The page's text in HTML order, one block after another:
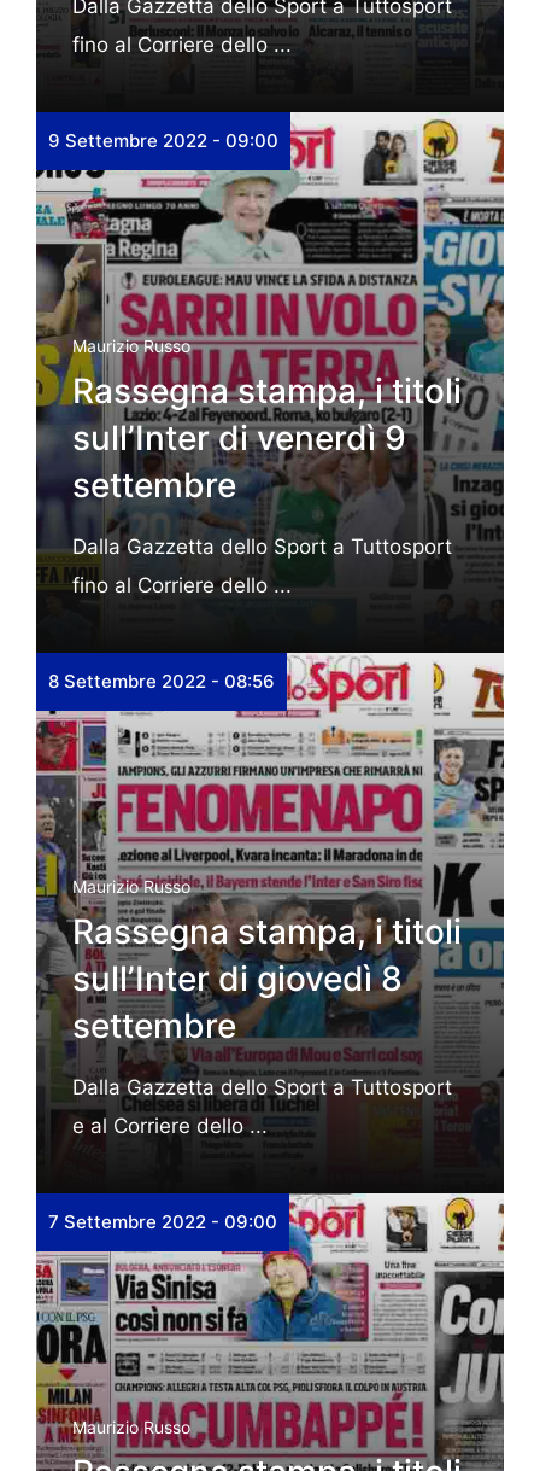
Dalla Gazzetta dello Sport a Tuttosport
fino al Corriere dello ...
9 Settembre 2022 - 09:00
Maurizio Russo
Rassegna stampa, i titoli
sull’Inter di venerdì 9
settembre
Dalla Gazzetta dello Sport a Tuttosport
fino al Corriere dello ...
8 Settembre 2022 - 08:56
Maurizio Russo
Rassegna stampa, i titoli
sull’Inter di giovedì 8
settembre
Dalla Gazzetta dello Sport a Tuttosport
e al Corriere dello ...
7 Settembre 2022 - 09:00
Maurizio Russo